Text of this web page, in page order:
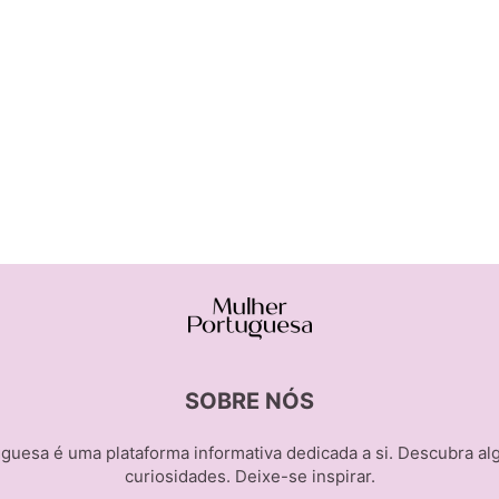
SOBRE NÓS
é uma plataforma informativa dedicada a si. Descubra
curiosidades. Deixe-se inspirar.